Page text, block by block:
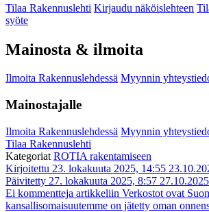
Tilaa Rakennuslehti Kirjaudu näköislehteen
syöte
Mainosta & ilmoita
Ilmoita Rakennuslehdessä Myynnin
Mainostajalle
Ilmoita Rakennuslehdessä Myynnin
Tilaa Rakennuslehti
Kategoriat ROTIA rakentamiseen
Kirjoitettu 23. lokakuuta 2025, 14:55
Päivitetty 27. lokakuuta 2025, 8:57 27.10.2025
Ei kommentteja artikkeliin Verkostot ovat
kansallisomaisuutemme on jätetty oman